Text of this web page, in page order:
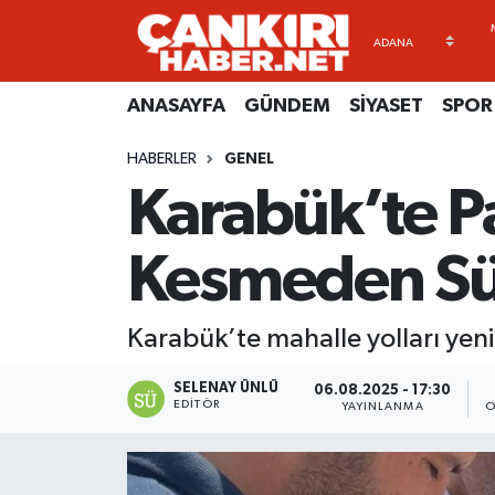
ANASAYFA GÜNDEM SİYASET SPOR
HABERLER GENEL
Karabük’te
Kesmeden
Karabük’te mahalle yolları
SELENAY ÜNLÜ
EDITÖR
06.08.2025 - 17:30
YAYINLANMA
ANASAYFA
RESMİ İLANLAR
Künye
Gizlilik Sözleşmesi
BİYOGRAFİLER
GÜNDEM
kimdir-nedir-nasil
Merkez Hava Durumu
Süper Lig Puan Durumu ve Fikstür
Tüm Manşetler